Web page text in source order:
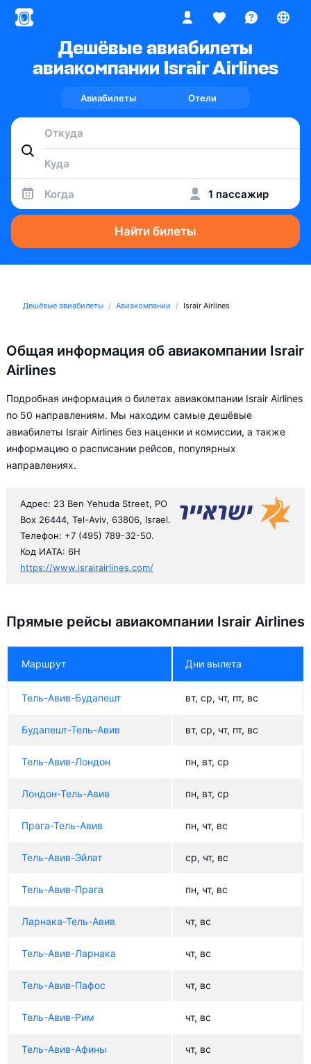
Дешёвые авиабилеты
авиакомпании Israir Airlines
Авиабилеты Отели
Когда 1 пассажир
Найти билеты
Дешёвые авиабилеты Авиакомпании Israir Airlines
Общая информация об авиакомпании Israir
Airlines
Подробная информация о билетах авиакомпании Israir Airlines
по 50 направлениям. Мы находим самые дешёвые
авиабилеты Israir Airlines без наценки и комиссии, а также
информацию о расписании рейсов, популярных
направлениях.
Адрес: 23 Ben Yehuda Street, PO
Box 26444, Tel-Aviv, 63806, Israel.
Телефон: +7 (495) 789-32-50.
Код ИАТА: 6H
https://www.israirairlines.com/
Прямые рейсы авиакомпании Israir Airlines
Маршрут Дни вылета
Тель-Авив-Будапешт вт, ср, чт, пт, вс
Будапешт-Тель-Авив вт, ср, чт, пт, вс
Тель-Авив-Лондон пн, вт, ср
Лондон-Тель-Авив пн, вт, ср
Прага-Тель-Авив пн, чт, вс
Тель-Авив-Эйлат ср, чт, вс
Тель-Авив-Прага пн, чт, вс
Ларнака-Тель-Авив чт, вс
Тель-Авив-Ларнака чт, вс
Тель-Авив-Пафос чт, вс
Тель-Авив-Рим чт, вс
Тель-Авив-Афины чт, вс